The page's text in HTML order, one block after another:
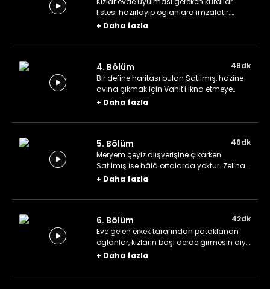
listesi hazırlayıp oğlanlara imzalatır.
Rüya, eve yemek getiren kuryeye âşık olur.
+ Daha fazla
4. Bölüm
48dk
Bir define haritası bulan Satılmış, hazine
avına çıkmak için Vahit'i ikna etmeye
çalışır. Recep ve Armağan ise ev
konusunda uzlaşamaz.
+ Daha fazla
5. Bölüm
46dk
Meryem çeyiz alışverişine çıkarken
Satılmış ise hâlâ ortalarda yoktur. Zeliha
sayesinde ilk kez oğlanlarla birlikte
+ Daha fazla
6. Bölüm
42dk
Eve gelen erkek tarafından pataklanan
oğlanlar, kızların başı derde girmesin diye
Vahit'e yalan söyler. En çok dayağı yiyen
konuşamaz hâle gelir.
+ Daha fazla